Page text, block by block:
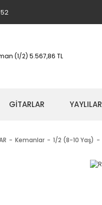
GİTARLAR YAYLILAR
Kemanlar 1/2 (8-10 Yaş)